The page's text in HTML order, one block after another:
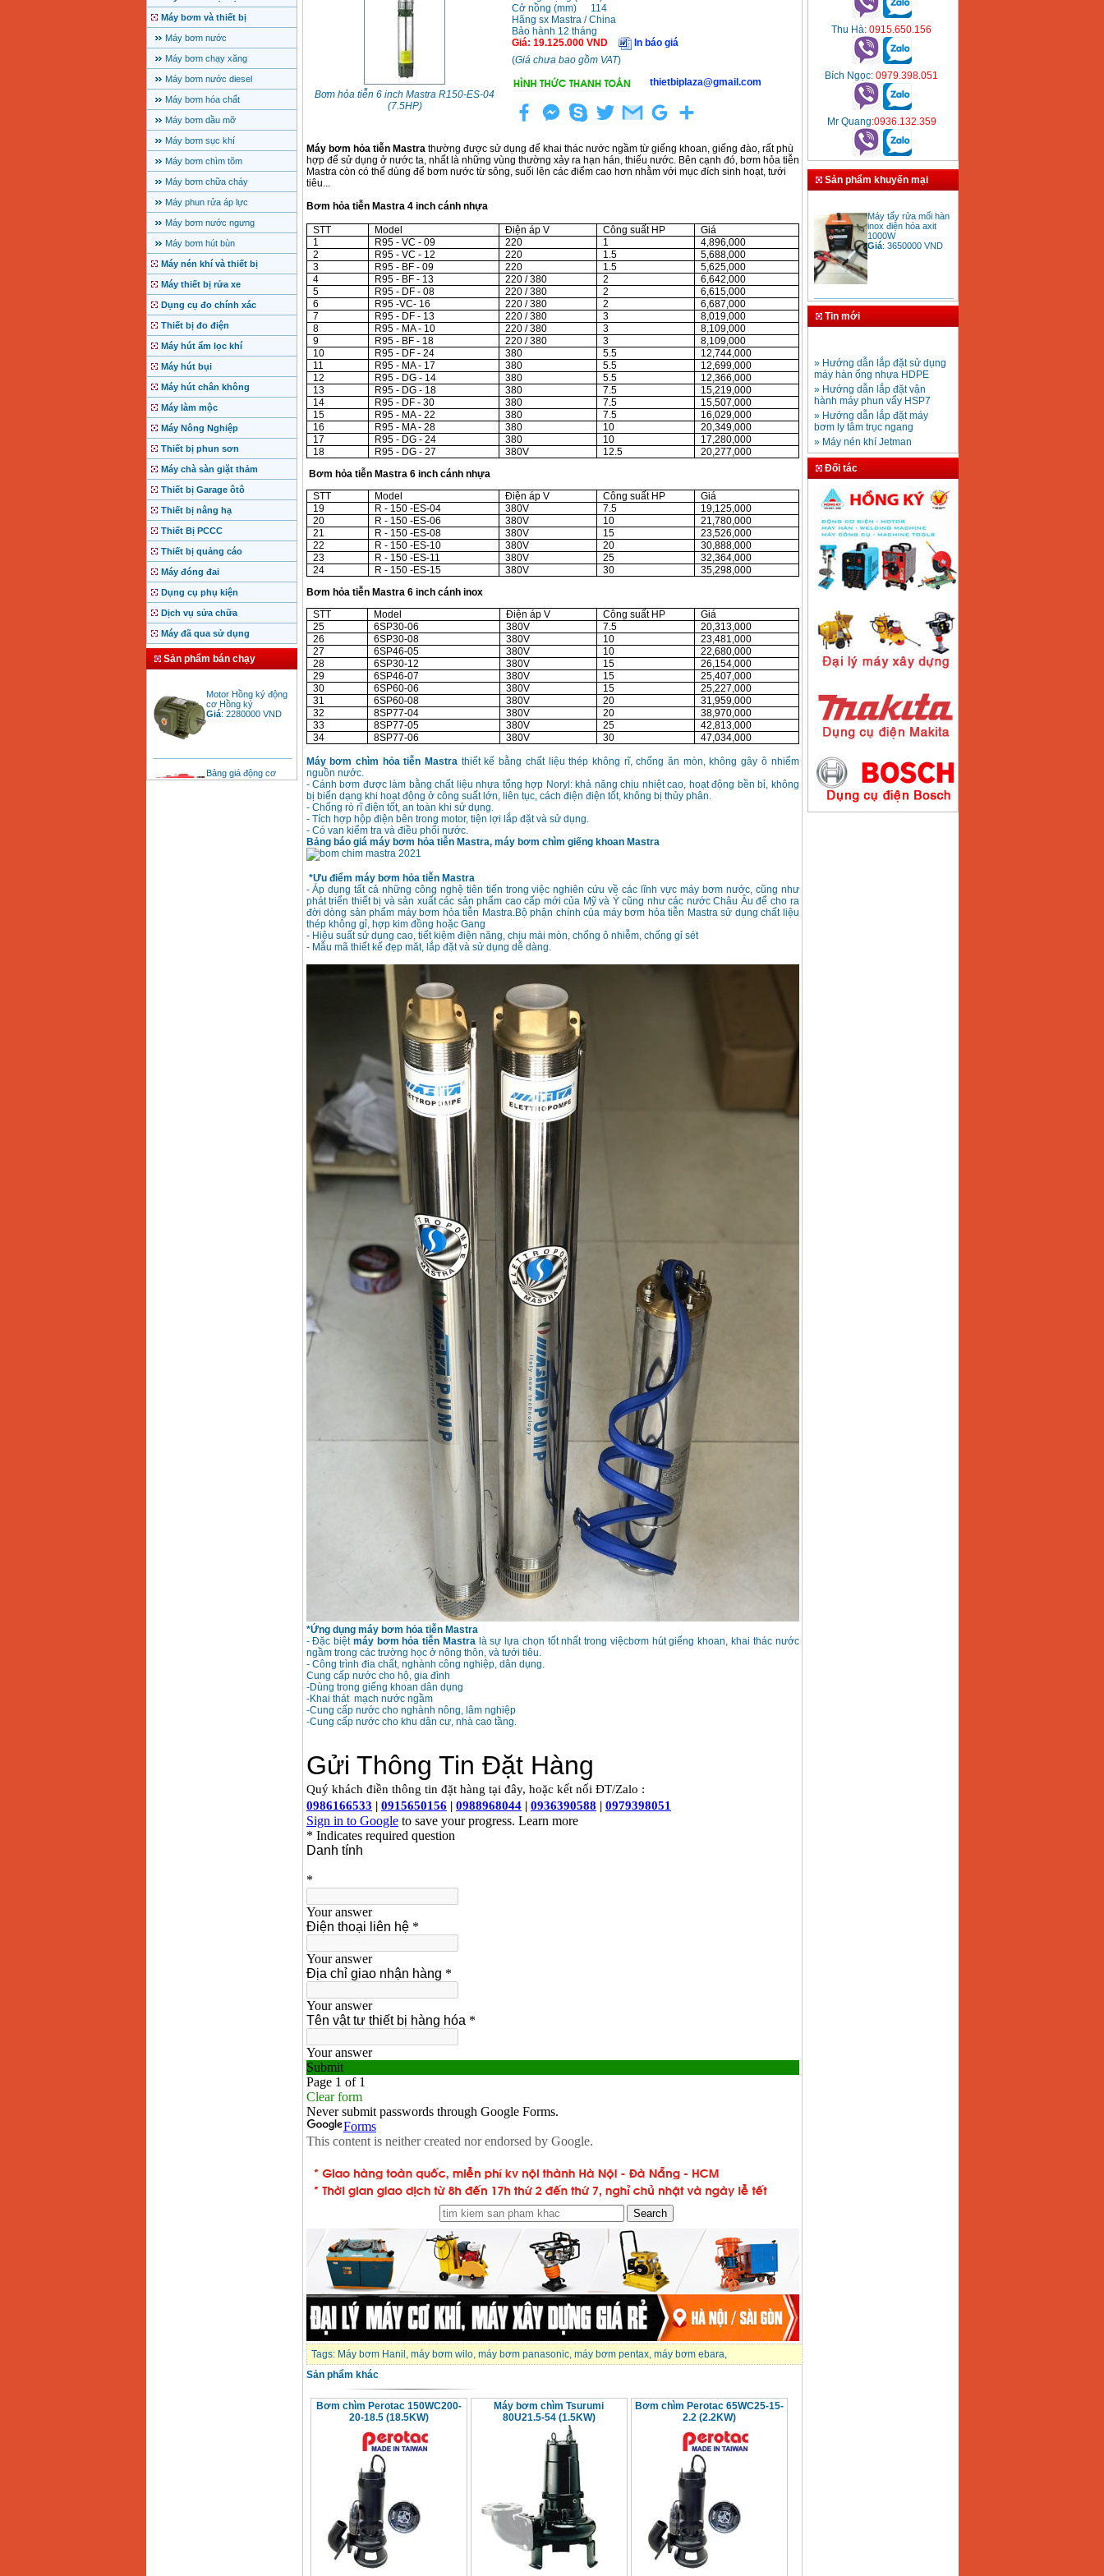
Máy bơm và thiết bị
Máy bơm nước
Máy bơm chạy xăng
Máy bơm nước diesel
Máy bơm hóa chất
Máy bơm dầu mỡ
Máy bơm sục khí
Máy bơm chìm tõm
Máy bơm chữa cháy
Máy phun rửa áp lực
Máy bơm nước ngưng
Máy bơm hút bùn
Máy nén khí và thiết bị
Máy thiết bị rửa xe
Dụng cụ đo chính xác
Thiết bị đo điện
Máy hút ẩm lọc khí
Máy hút bụi
Máy hút chân không
Máy làm mộc
Máy Nông Nghiệp
Thiết bị phun sơn
Máy chà sàn giặt thảm
Thiết bị Garage ôtô
Thiết bị nâng hạ
Thiết Bị PCCC
Thiết bị quảng cáo
Máy đóng đai
Dụng cụ phụ kiện
Dịch vụ sửa chữa
Máy đã qua sử dụng
Sản phẩm bán chạy
cơ Hồng ký
Giá:2280000 VND
Bảng giá động cơ
diesel đầu nổ diesel
Giá:6500000VND
Bơm hỏa tiễn 6 inch Mastra R150-ES-04
(7.5HP)
Cở nồng (mm)
114
Hãng sx Mastra / China
Bảo hành 12 tháng
Giá: 19.125.000VND
In báo giá
(Giá chưa bao gồm VAT)
thietbiplaza@gmail.com
Máy bơm hỏa tiễn Mastra thường được sử dụng để khai thác nước ngầm từ giếng khoan, giếng đào, rất phù
hợp để sử dụng ở nước ta, nhất là những vùng thường xảy ra hạn hán, thiếu nước. Bên cạnh đó, bơm hỏa tiễn
Mastra còn có thể dùng để bơm nước từ sông, suối lên các điểm cao hơn nhằm với mục đích sinh hoạt, tưới
tiêu...
Bơm hỏa tiễn Mastra 4 inch cánh nhựa
STT Model Điện áp V Công suất HP
Giá
1
R95 - VC - 09 220 1
4,896,000
2
R95 - VC - 12 220 1.5
5,688,000
3
R95 - BF - 09 220 1.5
5,625,000
4
R95 - BF - 13 220 / 380 2
6,642,000
5
R95 - DF - 08 220 / 380 2
6,615,000
6
R95 -VC- 16 220 / 380 2
6,687,000
7
R95 - DF - 13 220 / 380 3
8,019,000
8
R95 - MA - 10 220 / 380 3
8,109,000
9
R95 - BF - 18 220 / 380 3
8,109,000
10
R95 - DF - 24 380 5.5
12,744,000
11
R95 - MA - 17 380 5.5
12,699,000
12
R95 - DG - 14 380 5.5
12,366,000
13
R95 - DG - 18 380 7.5
15,219,000
14
R95 - DF - 30 380 7.5
15,507,000
15
R95 - MA - 22 380 7.5
16,029,000
16
R95 - MA - 28 380 10
20,349,000
17
R95 - DG - 24 380 10
17,280,000
18
R95 - DG - 27 380V 12.5
20,277,000
Bơm hỏa tiễn Mastra 6 inch cánh nhựa
STT
Model Điện áp V Công suất HP
Giá
19
R - 150 -ES-04 380V 7.5
19,125,000
20
R - 150 -ES-06 380V 10
21,780,000
21
R - 150 -ES-08 380V 15
23,526,000
22
R - 150 -ES-10 380V 20
30,888,000
23
R - 150 -ES-11 380V 25
32,364,000
24
R - 150 -ES-15 380V 30
35,298,000
Bơm hỏa tiễn Mastra 6 inch cánh inox
STT
Model Điện áp V Công suất HP
Giá
25
6SP30-06 380V 7.5
20,313,000
26
6SP30-08 380V 10
23,481,000
27
6SP46-05 380V 10
22,680,000
28
6SP30-12 380V 15
26,154,000
29
6SP46-07 380V 15
25,407,000
30
6SP60-06 380V 15
25,227,000
31
6SP60-08 380V 20
31,959,000
32
8SP77-04 380V 20
38,970,000
33
8SP77-05 380V 25
42,813,000
34
8SP77-06 380V 30 47,034,000
Máy bơm chìm hỏa tiễn Mastra thiết kế bằng chất liệu thép không rĩ, chống ăn mòn, không gây ô nhiểm
nguồn nước.
- Cánh bơm được làm bằng chất liệu nhựa tổng hợp Noryl: khả năng chịu nhiệt cao, hoạt động bền bỉ, không
bị biến dạng khi hoạt động ở công suất lớn, liên tục, cách điện điện tốt, không bị thủy phân.
- Chống rò rĩ điện tốt, an toàn khi sử dụng.
- Tích hợp hộp điện bên trong motor, tiện lợi lắp đặt và sử dụng.
- Có van kiểm tra và điều phối nước.
Bảng báo giá máy bơm hỏa tiễn Mastra, máy bơm chìm giếng khoan Mastra
*Ưu điểm máy bơm hỏa tiễn Mastra
- Áp dụng tất cả những công nghệ tiên tiến trong việc nghiên cứu về các lĩnh vực máy bơm nước, cũng như
phát triển thiết bị và sản xuất các sản phẩm cao cấp mới của Mỹ và Ý cũng như các nước Châu Âu để cho ra
đời dòng sản phẩm máy bơm hỏa tiễn Mastra.Bộ phận chính của máy bơm hỏa tiễn Mastra sử dụng chất liệu
thép không gỉ, hợp kim đồng hoặc Gang
- Hiệu suất sử dụng cao, tiết kiệm điện năng, chịu mài mòn, chống ô nhiễm, chống gỉ sét
- Mẫu mã thiết kế đẹp măt, lắp đặt và sử dụng dễ dàng.
*Ứng dụng máy bơm hỏa tiễn Mastra
- Đặc biệt máy bơm hỏa tiễn Mastralà sự lựa chọn tốt nhất trong việcbơm hút giếng khoan, khai thác nước
ngầm trong các trường học ở nông thôn, và tưới tiêu.
- Công trình đia chất, nghành công nghiệp, dân dụng.
Cung cấp nước cho hộ, gia đình
-Dùng trong giếng khoan dân dụng
-Khai thát mạch nước ngầm
-Cung cấp nước cho nghành nông, lâm nghiệp
-Cung cấp nước cho khu dân cư, nhà cao tầng.
Tags: Máy bơm Hanil , máy bơm wilo, máy bơm panasonic, máy bơm pentax, máy bơm ebara,
Sản phẩm khác
Bơm chìm Perotac 150WC200-
20-18.5 (18.5KW)
Máy bơm chìm Tsurumi
80U21.5-54 (1.5KW)
Bơm chìm Perotac 65WC25-15-
2.2 (2.2KW)
Thu Hà: 0915.650.156
Bích Ngọc: 0979.398.051
Mr Quang:0936.132.359
Sản phẩm khuyến mại
inox điện hóa axit
1000W
Giá:3650000
Bảng giá mũi khoan
Mũi khoan rút lõi bê
tông D20-D350
Giá:330000VND
Máy khoan bàn
600mm Hồng Ký
KD600 (250W)
ký Jet SR200R
Giá:2350000VND
Máy hàn que điện tử
Giá: VND
:2890000VND
Máy hàn que điện tử
Hồng ký HK200E
4100000
Tin mới
máy hàn ống nhựa HDPE
» Hướng dẫn lắp đặt vận
hành máy phun vẩy HSP7
» Hướng dẫn lắp đặt máy
bơm ly tâm trục ngang
» Máy nén khí Jetman
» HDSD Máy Hàn Ống Nhựa
HDPE quay tay thủy lực
» Đại lý bán Máy hàn
DONSUN Thượng Hải
» Máy khoan rút lõi cầm tay
chạy điện pin
» Hình thức thanh toán tại
Thiết Bị Plaza
» Máy ổn áp, máy biến áp
Fushin
» Các loại khí dùng cho máy
cắt kim loại Plasma
Đối tác